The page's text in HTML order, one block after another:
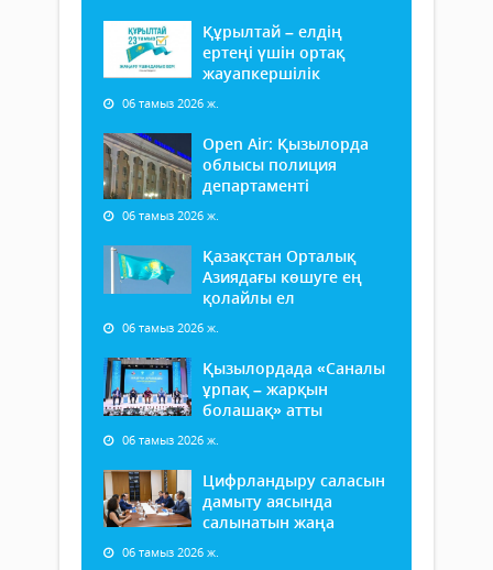
Құрылтай – елдің
ертеңі үшін ортақ
жауапкершілік
06 тамыз 2026 ж.
Open Air: Қызылорда
облысы полиция
департаменті
06 тамыз 2026 ж.
Қазақстан Орталық
Азиядағы көшуге ең
қолайлы ел
06 тамыз 2026 ж.
Қызылордада «Саналы
ұрпақ – жарқын
болашақ» атты
06 тамыз 2026 ж.
Цифрландыру саласын
дамыту аясында
салынатын жаңа
06 тамыз 2026 ж.